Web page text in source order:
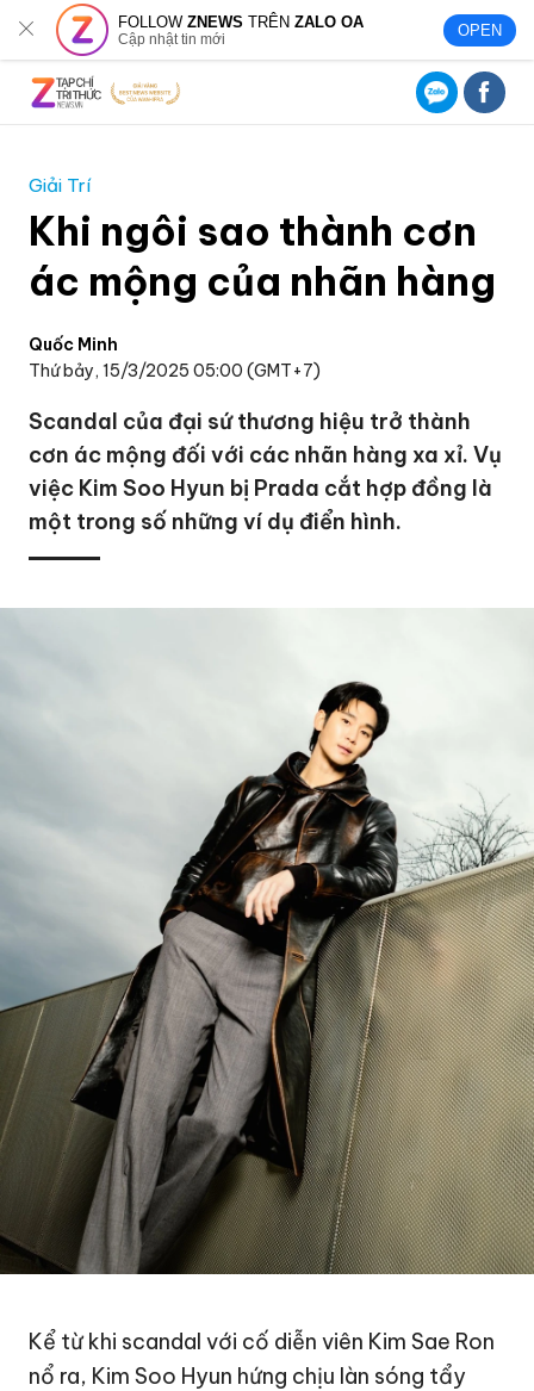
FOLLOWZNEWS TRÊNZALO OA
Cập nhật tin mới OPEN
Giải Trí
Khi ngôi sao thành cơn
ác mộng của nhãn hàng
Quốc Minh
Thứ bảy, 15/3/2025 05:00 (GMT+7)
Scandal của đại sứ thương hiệu trở thành
cơn ác mộng đối với các nhãn hàng xa xỉ. Vụ
việc Kim Soo Hyun bị Prada cắt hợp đồng là
một trong số những ví dụ điển hình.
Kể từ khi scandal với cố diễn viên Kim Sae Ron
nổ ra, Kim Soo Hyun hứng chịu làn sóng tẩy